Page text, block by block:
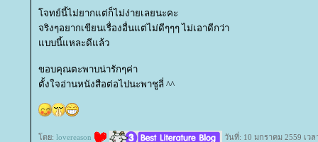
จทย์นี้ไม่ยากแต่ก็ไม่ง่ายเลยนะคะ
จริงๆอยากเขียนเรื่องอื่นแต่ไม่ดีๆๆๆ ไม่เอาดีกว่า
บบนี้แหละดีแล้ว
ขอบคุณตะพาบน่ารักๆค่า
ตั้งใจอ่านหนังสือต่อไปนะพาชูลี่ ^^
ดย: lovereason วันที่: 10 มกราคม 2559 เวล